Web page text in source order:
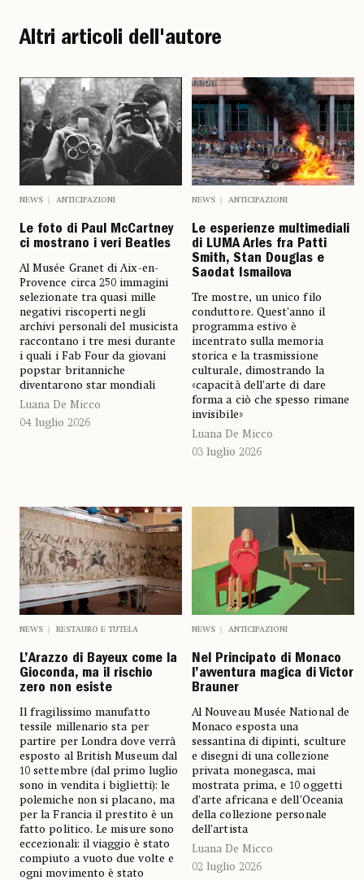
Altri articoli dell'autore
NEWS ANTICIPAZIONI
Le foto di Paul McCartney
ci mostrano i veri Beatles
Al Musée Granet di Aix-en-
Provence circa 250 immagini
selezionate tra quasi mille
negativi riscoperti negli
archivi personali del musicista
raccontano i tre mesi durante
i quali i Fab Four da giovani
popstar britanniche
diventarono star mondiali
Luana De Micco
04 luglio 2026
NEWS ANTICIPAZIONI
Le esperienze multimediali
di LUMA Arles fra Patti
Smith, Stan Douglas e
Saodat Ismailova
Tre mostre, un unico filo
conduttore. Quest’anno il
programma estivo è
incentrato sulla memoria
storica e la trasmissione
culturale, dimostrando la
«capacità dell’arte di dare
forma a ciò che spesso rimane
invisibile»
Luana De Micco
03 luglio 2026
NEWS RESTAURO E TUTELA
L’Arazzo di Bayeux come la
Gioconda, ma il rischio
zero non esiste
Il fragilissimo manufatto
tessile millenario sta per
partire per Londra dove verrà
esposto al British Museum dal
10 settembre (dal primo luglio
sono in vendita i biglietti): le
polemiche non si placano, ma
per la Francia il prestito è un
fatto politico. Le misure sono
eccezionali: il viaggio è stato
compiuto a vuoto due volte e
ogni movimento è stato
NEWS ANTICIPAZIONI
Nel Principato di Monaco
l’avventura magica di Victor
Brauner
Al Nouveau Musée National de
Monaco esposta una
sessantina di dipinti, sculture
e disegni di una collezione
privata monegasca, mai
mostrata prima, e 10 oggetti
d’arte africana e dell’Oceania
della collezione personale
dell’artista
Luana De Micco
02 luglio 2026